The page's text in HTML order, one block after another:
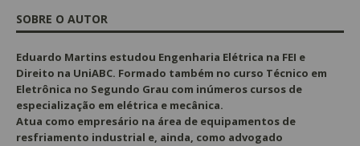
SOBRE O AUTOR
Eduardo Martins estudou Engenharia Elétrica na FEI e
Direito na UniABC. Formado também no curso Técnico em
Eletrônica no Segundo Grau com inúmeros cursos de
especialização em elétrica e mecânica.
Atua como empresário na área de equipamentos de
resfriamento industrial e, ainda, como advogado